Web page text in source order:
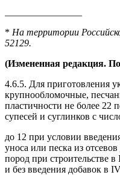
* На территории
52129.
(Измененная редакция.
4.6.5. Для приготовления
крупнообломочные,
пластичности не более 22
супесей и суглинков с
до 12 при условии
уноса или песка из
пород при строительстве
и без введения добавок в